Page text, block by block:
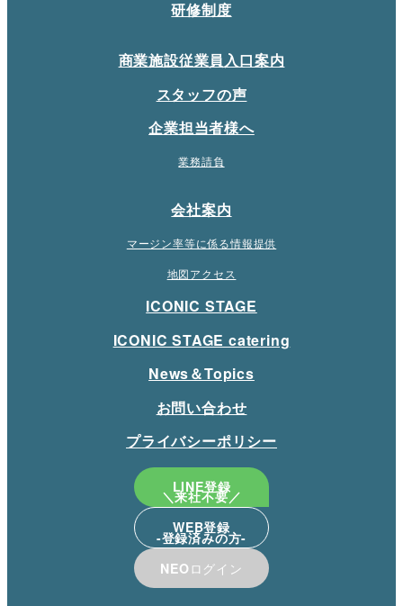
研修制度
商業施設従業員入口案内
スタッフの声
企業担当者様へ
業務請負
会社案内
マージン率等に係る情報提供
地図アクセス
ICONIC STAGE
ICONIC STAGE catering
News＆Topics
お問い合わせ
プライバシーポリシー
LINE登録
WEB登録
NEO ログイン